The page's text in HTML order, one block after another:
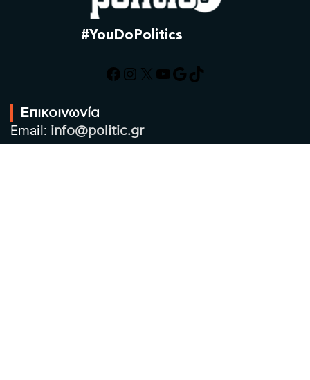
#YouDoPolitics
Facebook
Instagram
X YouTube
Google
TikTok
Επικοινωνία
Email: info@politic.gr
Τηλ: